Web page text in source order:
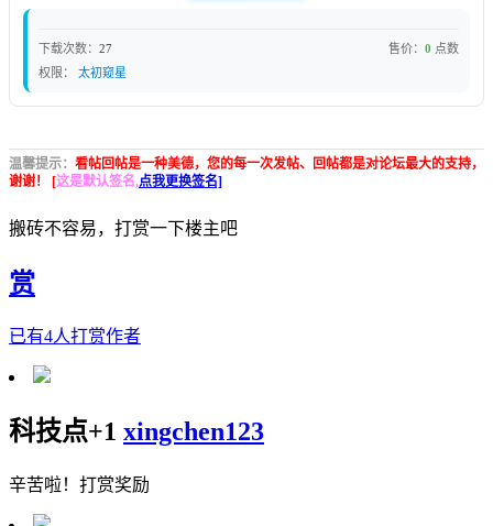
下载次数： 27 售价： 0 点数
权限：
太初窥星
温馨提示： 看帖回帖是一种美德，您的每一次发帖、回帖都是对论坛最大的支持，
谢谢！ [这是默认签名,点我更换签名]
搬砖不容易，打赏一下楼主吧
赏
已有4人打赏作者
科技点+1 xingchen123
辛苦啦！打赏奖励